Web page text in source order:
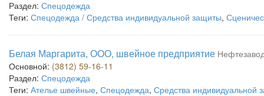
Раздел: Спецодежда
Теги: Спецодежда / Средства индивидуальной защиты,
Белая Маргарита, ООО, швейное предприятие
Основной: (3812) 59-16-11
Раздел: Спецодежда
Теги: Ателье швейные, Спецодежда, Средства индивидуальной